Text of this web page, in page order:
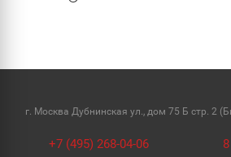
г. Москва Дубнинская ул., дом 75 Б стр. 2
+7 (495) 268-04-06